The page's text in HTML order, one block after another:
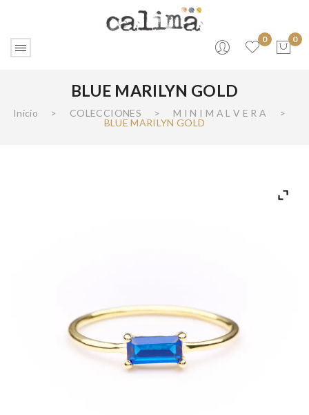
0
No products in the cart.
0
BLUE MARILYN GOLD
Inicio > COLECCIONES > M I N I M A L V E R A
>
BLUE MARILYN GOLD